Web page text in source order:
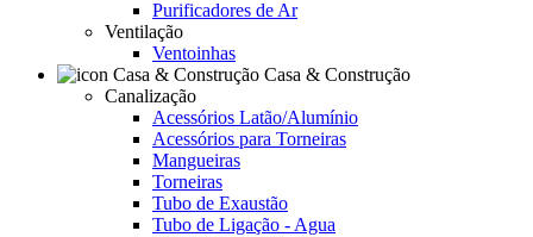
Purificadores de Ar
Ventilação
Ventoinhas
Casa & Construção
Canalização
Acessórios Latão/Alumínio
Acessórios para Torneiras
Mangueiras
Torneiras
Tubo de Exaustão
Tubo de Ligação - Agua